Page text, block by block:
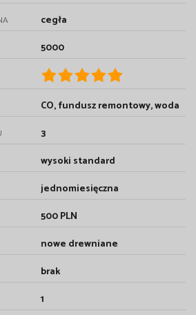
cegła
5000
CO, fundusz remontowy, woda
3
wysoki standard
jednomiesięczna
500 PLN
nowe drewniane
brak
1